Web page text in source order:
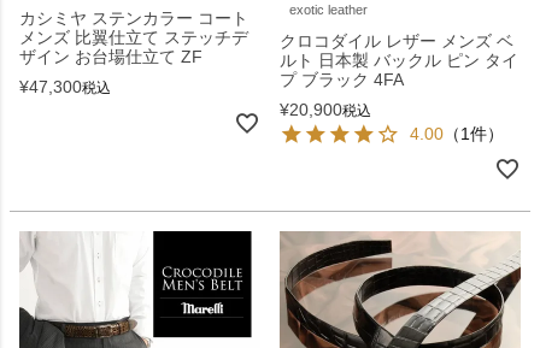
カシミヤ ステンカラー コート
メンズ 比翼仕立て ステッチデ
ザイン お台場仕立て ZF
¥47,300税込
exotic leather
クロコダイル レザー メンズ ベ
ルト 日本製 バックル ピン タイ
プ ブラック 4FA
¥20,900税込
4.00 （1件）